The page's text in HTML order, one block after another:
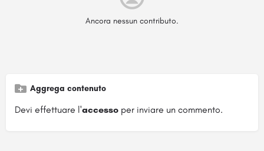
Ancora nessun contributo.
Aggrega contenuto
Devi effettuare l'accesso per inviare un commento.